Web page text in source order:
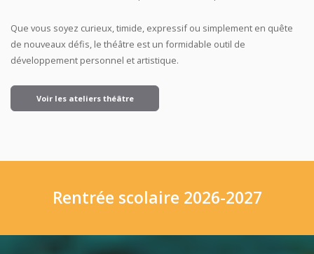
Que vous soyez curieux, timide, expressif ou simplement en quête
de nouveaux défis, le théâtre est un formidable outil de
développement personnel et artistique.
Voir les ateliers théâtre
Rentrée scolaire 2026-2027